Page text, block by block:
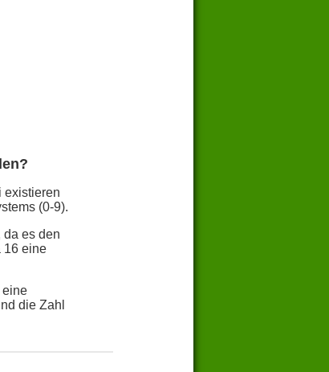
existieren
(0-9).
da es den
16 eine
eine
die Zahl